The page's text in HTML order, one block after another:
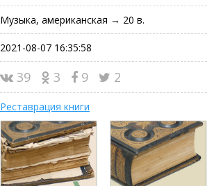
Музыка, американская → 20 в.
2021-08-07 16:35:58
39 3 9 2
Реставрация книги